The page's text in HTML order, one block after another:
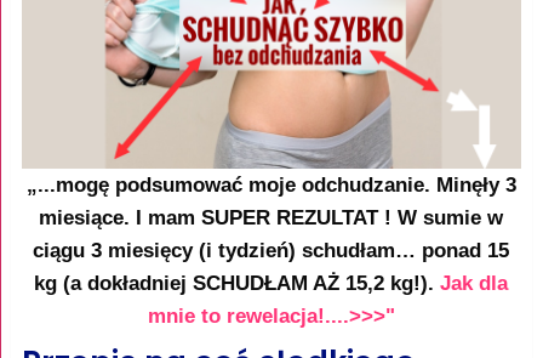
„...mogę podsumować moje odchudzanie. Minęły 3
miesiące. I mam SUPER REZULTAT ! W sumie w
ciągu 3 miesięcy (i tydzień) schudłam… ponad 15
kg (a dokładniej SCHUDŁAM AŻ 15,2 kg!).Jak dla
mnie to rewelacja!....>>>"